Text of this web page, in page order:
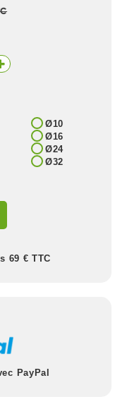
Ø10
Ø16
Ø24
Ø32
69 € TTC
PayPal